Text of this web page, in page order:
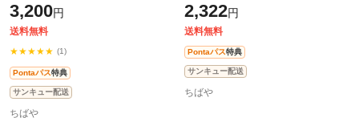
ドクッキー 当日出荷 翌日配送 洋
菓
3,200円
送料無料
★★★★★ (1)
Pontaパス特典
サンキュー配送
ちばや
トラッドクッキー 当日出荷 翌日配
2,322円
送料無料
Pontaパス特典
サンキュー配送
ちばや